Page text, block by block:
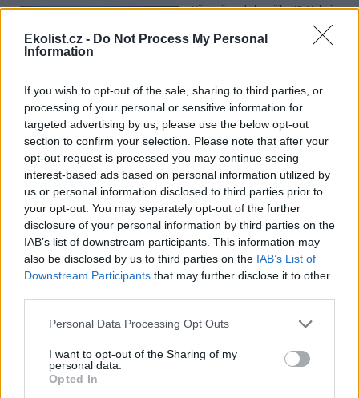
Ekolist.cz - Do Not Process My Personal
Information
If you wish to opt-out of the sale, sharing to third parties, or
processing of your personal or sensitive information for
targeted advertising by us, please use the below opt-out
section to confirm your selection. Please note that after your
opt-out request is processed you may continue seeing
interest-based ads based on personal information utilized by
us or personal information disclosed to third parties prior to
your opt-out. You may separately opt-out of the further
disclosure of your personal information by third parties on the
IAB’s list of downstream participants. This information may
also be disclosed by us to third parties on the IAB’s List of
Downstream Participants that may further disclose it to other
Personal Data Processing Opt Outs
I want to opt-out of the Sharing of my
personal data.
Opted In
Přes víkend skončilo 31. Valné
shromáždění Mezinárodního
úřadu pro mořské dno (ISA),
jasně deklarovat, že snahy o nezákonnou hlubinnou těžbu
nebudou tolerovány.
Luboš Pavlovič: Veřejnost může do poloviny srpna
připomínkovat plavební kanál u Přelouče
3.8.2026
Diskuse: 16
Ministerstvo životního
prostředí oznámilo 14.
července 2026 zahájení
zjišťovacího řízení pro záměr
„Stupeň Přelouč II“ za asi 3,3
do Pardubic. Veřejnost může své vyjádření k vlivům této stavby na
životní prostředí poslat ministerstvu do 13. srpna 2026.
Kilian Kaminski: Evropa slibuje právo na opravu.
Budou ale opravy skutečně levnější?